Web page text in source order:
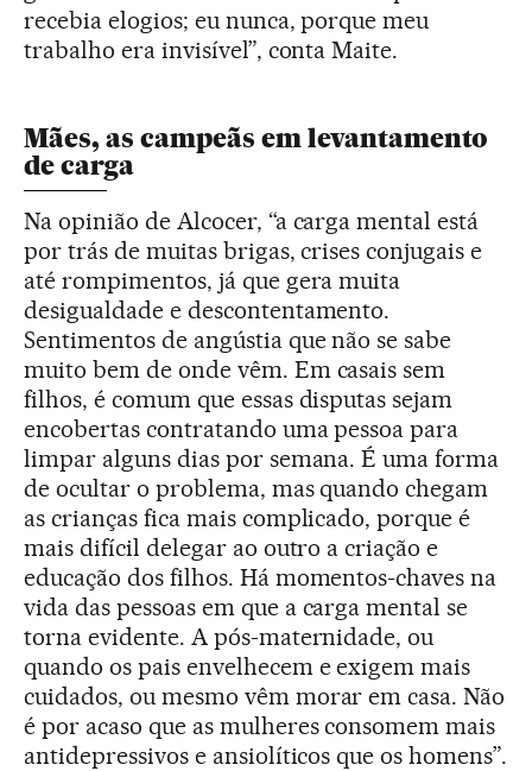
recebia elogios; eu nunca, porque meu
trabalho era invisível”, conta Maite.
Mães, as campeãs em levantamento
de carga
Na opinião de Alcocer, “a carga mental está
por trás de muitas brigas, crises conjugais e
até rompimentos, já que gera muita
desigualdade e descontentamento.
Sentimentos de angústia que não se sabe
muito bem de onde vêm. Em casais sem
filhos, é comum que essas disputas sejam
encobertas contratando uma pessoa para
limpar alguns dias por semana. É uma forma
de ocultar o problema, mas quando chegam
as crianças fica mais complicado, porque é
mais difícil delegar ao outro a criação e
educação dos filhos. Há momentos-chaves na
vida das pessoas em que a carga mental se
torna evidente. A pós-maternidade, ou
quando os pais envelhecem e exigem mais
cuidados, ou mesmo vêm morar em casa. Não
é por acaso que as mulheres consomem mais
antidepressivos e ansiolíticos que os homens”.